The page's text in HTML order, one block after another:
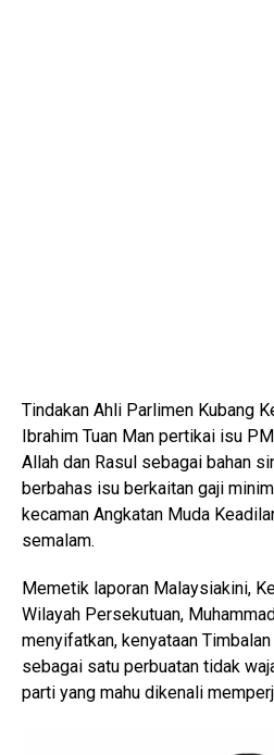
Tindakan Ahli Parlimen Kubang
Ibrahim Tuan Man pertikai isu
Allah dan Rasul sebagai bahan
berbahas isu berkaitan gaji
kecaman Angkatan Muda
semalam.
Memetik laporan Malaysiakini,
Wilayah Persekutuan,
menyifatkan, kenyataan
sebagai satu perbuatan tidak
parti yang mahu dikenali